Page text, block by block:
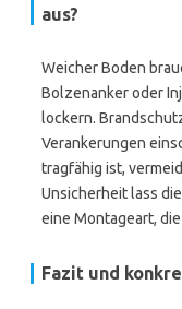
aus?
Weicher Boden
Bolzenanker oder
lockern.
Verankerungen
tragfähig ist,
Unsicherheit lass
eine Montageart,
Fazit und